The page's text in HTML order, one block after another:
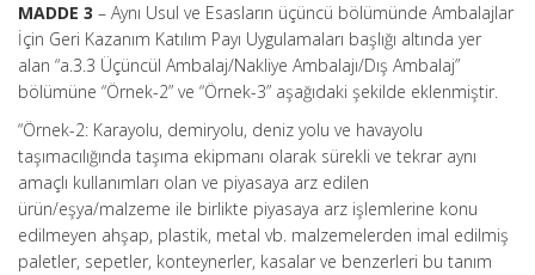
MADDE 3 – Aynı Usul ve Esasların üçüncü bölümünde Ambalajlar
İçin Geri Kazanım Katılım Payı Uygulamaları başlığı altında yer
alan “a.3.3 Üçüncül Ambalaj/Nakliye Ambalajı/Dış Ambalaj”
bölümüne “Örnek-2” ve “Örnek-3” aşağıdaki şekilde eklenmiştir.
“Örnek-2: Karayolu, demiryolu, deniz yolu ve havayolu
taşımacılığında taşıma ekipmanı olarak sürekli ve tekrar aynı
amaçlı kullanımları olan ve piyasaya arz edilen
ürün/eşya/malzeme ile birlikte piyasaya arz işlemlerine konu
edilmeyen ahşap, plastik, metal vb. malzemelerden imal edilmiş
paletler, sepetler, konteynerler, kasalar ve benzerleri bu tanım